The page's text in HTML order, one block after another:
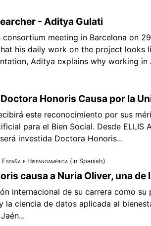
- Aditya Gulati
consortium meeting in Barcelona on
his daily work on the project
Aditya explains why working in
Honoris Causa por la
este reconocimiento por sus
para el Bien Social. Desde
investida Doctora Honoris...
e Hispanoamérica (in Spanish)
causa a Nuria Oliver, una
internacional de su carrera como
la ciencia de datos aplicada al